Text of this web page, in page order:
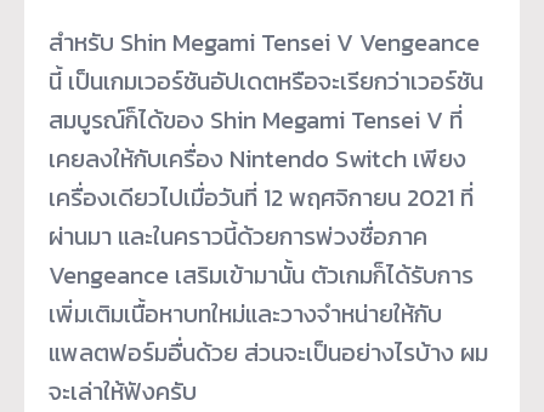
สำหรับ Shin Megami Tensei V Vengeance
นี้ เป็นเกมเวอร์ชันอัปเดตหรือจะเรียกว่าเวอร์ชัน
สมบูรณ์ก็ได้ของ Shin Megami Tensei V ที่
เคยลงให้กับเครื่อง Nintendo Switch เพียง
เครื่องเดียวไปเมื่อวันที่ 12 พฤศจิกายน 2021 ที่
ผ่านมา และในคราวนี้ด้วยการพ่วงชื่อภาค
Vengeance เสริมเข้ามานั้น ตัวเกมก็ได้รับการ
เพิ่มเติมเนื้อหาบทใหม่และวางจำหน่ายให้กับ
แพลตฟอร์มอื่นด้วย ส่วนจะเป็นอย่างไรบ้าง ผม
จะเล่าให้ฟังครับ